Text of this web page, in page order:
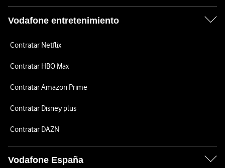
Vodafone entretenimiento
Contratar Netflix
Contratar HBO Max
Contratar Amazon Prime
Contratar Disney plus
Contratar DAZN
Vodafone España